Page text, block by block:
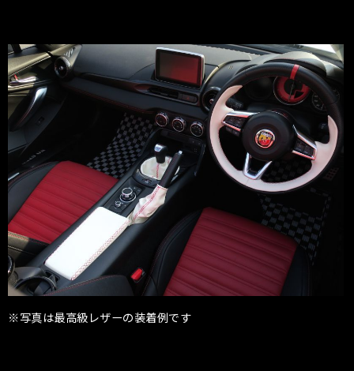
※写真は最高級レザーの装着例です